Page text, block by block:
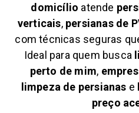
domicílio atende
verticais, persianas de
com técnicas seguras
Ideal para quem busca
perto de mim,
limpeza de persianas e
preço